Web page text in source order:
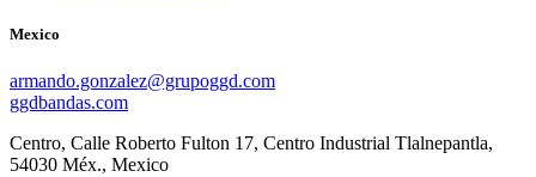
Mexico
armando.gonzalez@grupoggd.com
ggdbandas.com
Centro, Calle Roberto Fulton 17, Centro Industrial Tlalnepantla,
54030 Méx., Mexico